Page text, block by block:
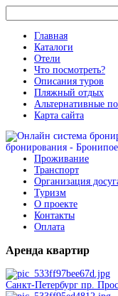
Главная
Каталоги
Отели
Что посмотреть?
Описания туров
Пляжный отдых
Альтернативные
Карта сайта
Проживание
Транспорт
Организация
Туризм
О проекте
Контакты
Оплата
Аренда квартир
Санкт-Петербург пр.